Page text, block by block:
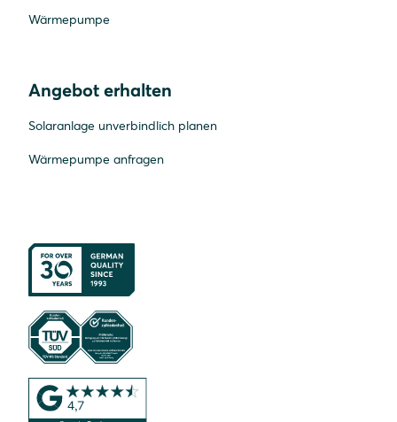
Wärmepumpe
Angebot erhalten
Solaranlage unverbindlich planen
Wärmepumpe anfragen